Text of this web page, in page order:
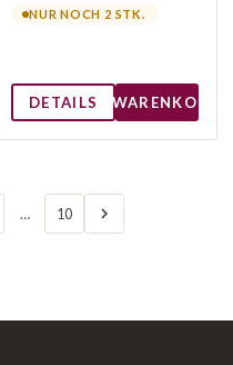
NUR NOCH 2 STK.
DETAILS WARENKORB
… 10